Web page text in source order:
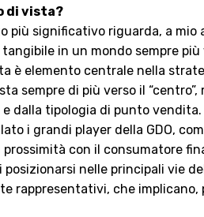
di vista?
più significativo riguarda, a
tangibile in un mondo sempre
è elemento centrale nella
sempre di più verso il
dalla tipologia di punto vendita.
i grandi player della GDO,
prossimità con il consumatore
posizionarsi nelle principali vie
rappresentativi, che